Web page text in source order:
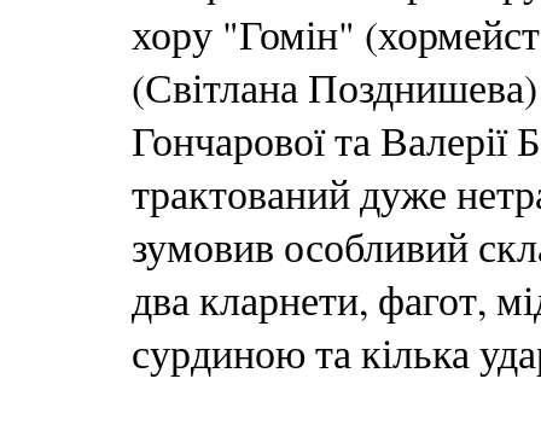
хору "Гомін"
(Світлана
Гончарової та
трактований дуже
зумовив особливий
два кларнети, фагот,
сурдиною та кілька